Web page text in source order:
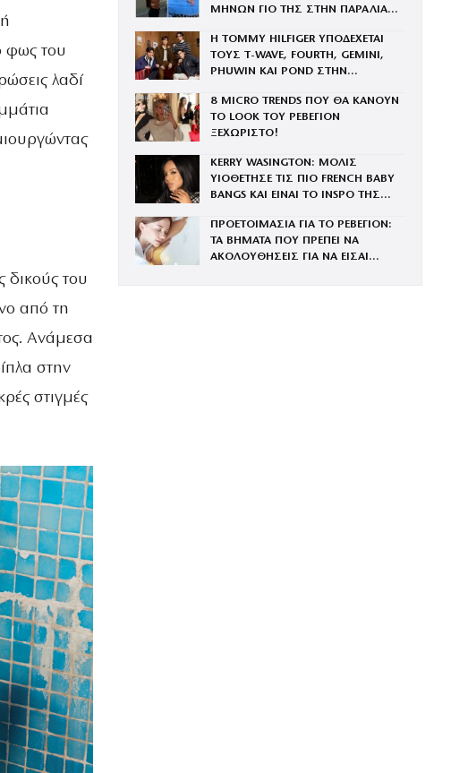
φως του
λαδί
δικούς του
από τη
Ανάμεσα
στην
στιγμές
ΜΗΝΩΝ ΓΙΟ ΤΗΣ ΣΤΗΝ ΠΑΡΑΛΙΑ
Η TOMMY HILFIGER ΥΠΟΔΕΧΕΤΑΙ
ΤΟΥΣ Τ-WAVE, FOURTH, GEMINI,
PHUWIN ΚΑΙ POND ΣΤΗΝ
8 MICRO TRENDS ΠΟΥ ΘΑ ΚΑΝΟΥΝ
ΤΟ LOOK ΤΟΥ ΡΕΒΕΓΙΟΝ
ΞΕΧΩΡΙΣΤΟ!
KERRY WASINGTON: ΜΟΛΙΣ
ΥΙΟΘΕΤΗΣΕ ΤΙΣ ΠΙΟ FRENCH BABY
BANGS ΚΑΙ ΕΙΝΑΙ ΤΟ INSPO ΤΗΣ
ΠΡΟΕΤΟΙΜΑΣΙΑ ΓΙΑ ΤΟ ΡΕΒΕΓΙΟΝ:
ΤΑ ΒΗΜΑΤΑ ΠΟΥ ΠΡΕΠΕΙ ΝΑ
ΑΚΟΛΟΥΘΗΣΕΙΣ ΓΙΑ ΝΑ ΕΙΣΑΙ